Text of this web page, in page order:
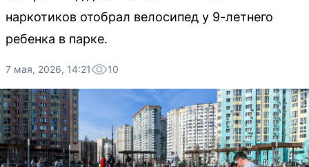
наркотиков отобрал велосипед у 9-летнего
ребенка в парке.
7 мая, 2026, 14:21 10